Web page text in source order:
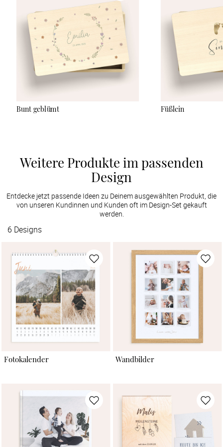
naturbelassen und nicht versiegelt sind, empfehlen wir, sie nur
mit einem leicht angefeuchteten Tuch sanft abzuwischen und
keine Reinigungsmittel zu verwenden. Der UV-Druck ist sehr
robust, kann aber bei starker Reibung oder durch scharfe
Gegenstände verkratzen.
Bunt geblümt Füßlein
Weitere Produkte im passenden
Design
Entdecke jetzt passende Ideen zu Deinem ausgewählten Produkt, die
von unseren Kundinnen und Kunden oft im Design-Set gekauft
werden.
6 Designs
Fotokalender Wandbilder